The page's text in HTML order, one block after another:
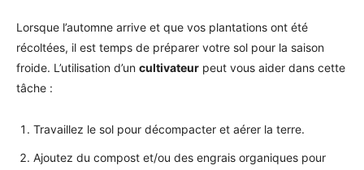
Lorsque l’automne arrive et que vos plantations ont été
récoltées, il est temps de préparer votre sol pour la saison
froide. L’utilisation d’un cultivateur peut vous aider dans cette
tâche :
Travaillez le sol pour décompacter et aérer la terre.
Ajoutez du compost et/ou des engrais organiques pour